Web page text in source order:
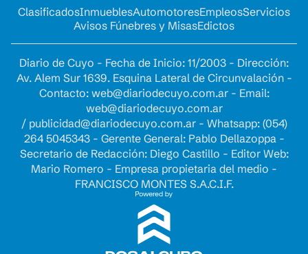
ClasificadosInmueblesAutomotoresEmpleosServicios
Avisos Fúnebres y MisasEdictos
Diario de Cuyo - Fecha de Inicio: 11/2003 - Dirección:
Av. Alem Sur 1639. Esquina Lateral de Circunvalación -
Contacto: web@diariodecuyo.com.ar- Email:
web@diariodecuyo.com.ar
/ publicidad@diariodecuyo.com.ar- Whatsapp: (054)
264 5045343 - Gerente General: Pablo Dellazoppa -
Secretario de Redacción: Diego Castillo - Editor Web:
Mario Romero - Empresa propietaria del medio -
FRANCISCO MONTES S.A.C.I.F.